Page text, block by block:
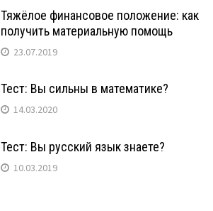
Тяжёлое финансовое положение: как
получить материальную помощь
23.07.2019
Тест: Вы сильны в математике?
14.03.2020
Тест: Вы русский язык знаете?
10.03.2019